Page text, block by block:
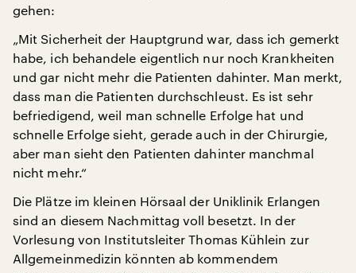
gehen:
„Mit Sicherheit der Hauptgrund war, dass ich gemerkt
habe, ich behandele eigentlich nur noch Krankheiten
und gar nicht mehr die Patienten dahinter. Man merkt,
dass man die Patienten durchschleust. Es ist sehr
befriedigend, weil man schnelle Erfolge hat und
schnelle Erfolge sieht, gerade auch in der Chirurgie,
aber man sieht den Patienten dahinter manchmal
nicht mehr.“
Die Plätze im kleinen Hörsaal der Uniklinik Erlangen
sind an diesem Nachmittag voll besetzt. In der
Vorlesung von Institutsleiter Thomas Kühlein zur
Allgemeinmedizin könnten ab kommendem